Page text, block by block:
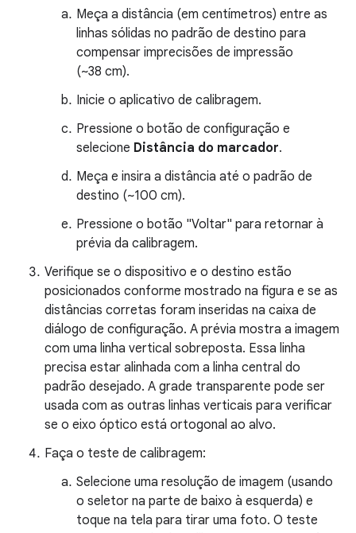
Meça a distância (em centímetros) entre as
linhas sólidas no padrão de destino para
compensar imprecisões de impressão
(~38 cm).
Inicie o aplicativo de calibragem.
Pressione o botão de configuração e
selecione Distância do marcador.
Meça e insira a distância até o padrão de
destino (~100 cm).
Pressione o botão "Voltar" para retornar à
prévia da calibragem.
Verifique se o dispositivo e o destino estão
posicionados conforme mostrado na figura e se as
distâncias corretas foram inseridas na caixa de
diálogo de configuração. A prévia mostra a imagem
com uma linha vertical sobreposta. Essa linha
precisa estar alinhada com a linha central do
padrão desejado. A grade transparente pode ser
usada com as outras linhas verticais para verificar
se o eixo óptico está ortogonal ao alvo.
Faça o teste de calibragem:
Selecione uma resolução de imagem (usando
o seletor na parte de baixo à esquerda) e
toque na tela para tirar uma foto. O teste